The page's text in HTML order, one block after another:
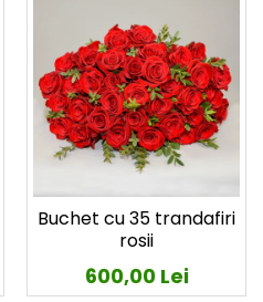
Buchet cu 35 trandafiri
rosii
600,00 Lei